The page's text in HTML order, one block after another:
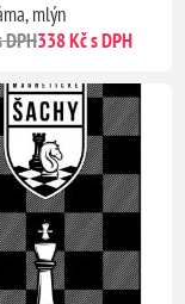
mlýn
DPH338 Kč s DPH